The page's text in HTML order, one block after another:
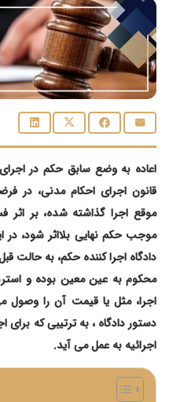
قانون اجرای احکام مدنی،
موقع اجرا گذاشته شده، بر اثر
موجب حکم نهایی بلااثر شود، در
دادگاه اجرا کننده حکم، به حالت
محکوم به عین معین بوده و
اجرا، مثل یا قیمت آن را وصول
دستور دادگاه ، به ترتیبی که
اجرائیه به عمل می‌ آید.